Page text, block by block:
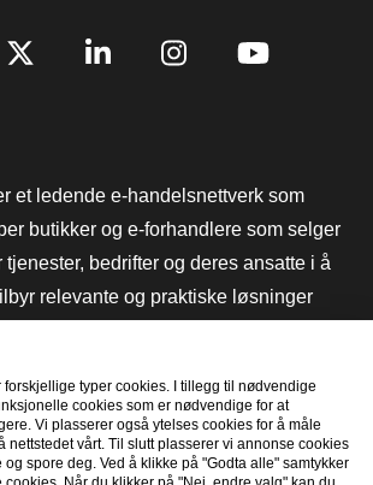
et ledende e-handelsnettverk som
butikker og e-forhandlere som selger
tjenester, bedrifter og deres ansatte i å
relevante og praktiske løsninger
markedsundersøkelser,
Thuiswinkel e-
typer cookies. I tillegg til nødvendige
cookies som er nødvendige for at
Vi plasserer også ytelses cookies for å måle
nettstedet vårt. Til slutt plasserer vi annonse cookies
spore deg. Ved å klikke på "Godta alle" samtykker